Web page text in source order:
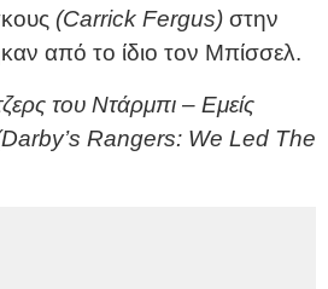
(Carrick Fergus) στην
από το ίδιο τον Μπίσσελ.
του Ντάρμπι – Εμείς
Rangers: We Led The